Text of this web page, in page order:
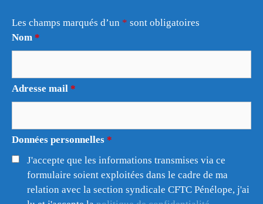
Les champs marqués d’un * sont obligatoires
Nom *
Adresse mail *
Données personnelles *
J'accepte que les informations transmises via ce
formulaire soient exploitées dans le cadre de ma
relation avec la section syndicale CFTC Pénélope, j'ai